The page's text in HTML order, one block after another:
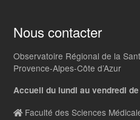
Nous contacter
Observatoire Régional de la
Provence-Alpes-Côte d’Azur
Accueil du lundi au vendredi
Faculté des Sciences